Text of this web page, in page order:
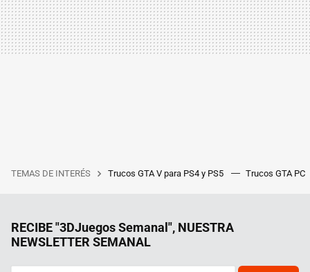
TEMAS DE INTERÉS Trucos GTA V para PS4 y PS5 Trucos GTA PC
RECIBE "3DJuegos Semanal", NUESTRA
NEWSLETTER SEMANAL